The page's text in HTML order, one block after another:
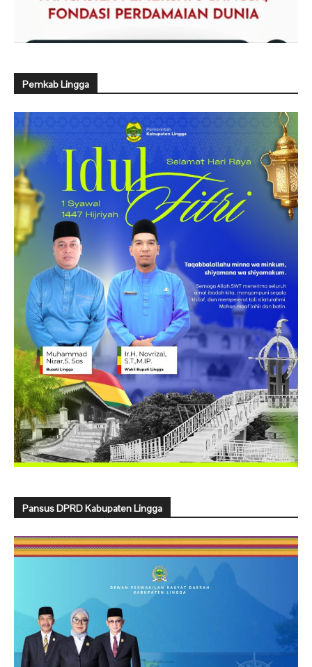
Pemkab Lingga
Pansus DPRD Kabupaten Lingga